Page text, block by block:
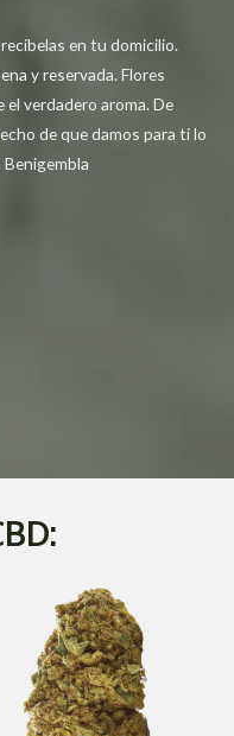
en tu domicilio.
y reservada. Flores
verdadero aroma. De
de que damos para ti lo